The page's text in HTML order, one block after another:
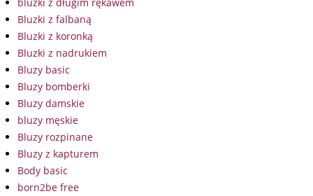
Bluzki z falbaną
Bluzki z koronką
Bluzki z nadrukiem
Bluzy basic
Bluzy bomberki
Bluzy damskie
bluzy męskie
Bluzy rozpinane
Bluzy z kapturem
Body basic
born2be free